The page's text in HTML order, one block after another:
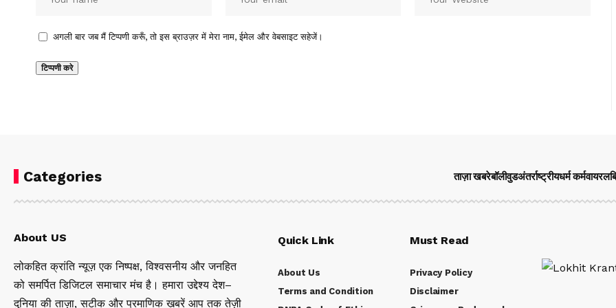
अगली बार जब मैं टिप्पणी करूँ, तो इस ब्राउज़र में मेरा नाम, ईमेल और वेबसाइट सहेजें।
Categories ताज़ा खबरेबॉलीवुडअंतर्राष्ट्रीयधर्म कर्मवायरल
About US
लोकहित क्रांति न्यूज़ एक निष्पक्ष, विश्वसनीय और जनहित
को समर्पित डिजिटल समाचार मंच है। हमारा उद्देश्य देश–
दुनिया की ताज़ा, सटीक और प्रमाणिक ख़बरें आप तक तेज़ी
Quick Link
About Us
Terms and Condition
Must Read
Privacy Policy
Disclaimer